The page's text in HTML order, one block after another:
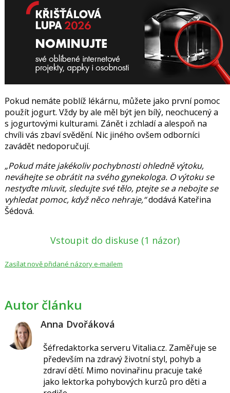
Pokud nemáte poblíž lékárnu, můžete jako první pomoc
použít jogurt. Vždy by ale měl být jen bílý, neochucený a
s jogurtovými kulturami. Zánět i zchladí a alespoň na
chvíli vás zbaví svědění. Nic jiného ovšem odborníci
zavádět nedoporučují.
„Pokud máte jakékoliv pochybnosti ohledně výtoku,
neváhejte se obrátit na svého gynekologa. O výtoku se
nestyďte mluvit, sledujte své tělo, ptejte se a nebojte se
vyhledat pomoc, když něco nehraje,“dodává Kateřina
Šédová.
Vstoupit do diskuse (1 názor)
Zasílat nově přidané názory e-mailem
Autor článku
Anna Dvořáková
Šéfredaktorka serveru Vitalia.cz. Zaměřuje se
především na zdravý životní styl, pohyb a
zdraví dětí. Mimo novinařinu pracuje také
jako lektorka pohybových kurzů pro děti a